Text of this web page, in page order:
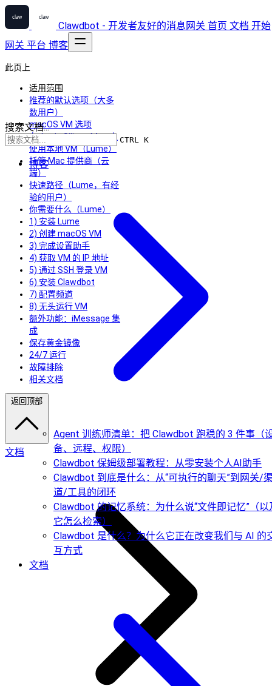
Clawdbot - 开发者友好的消息网关 首页 文档 开始
网关 平台 博客
搜索文档...
CTRL K
博客
Agent 训练师清单：把 Clawdbot 跑稳的 3 件事（
备、远程、权限）
Clawdbot 保姆级部署教程：从零安装个人AI助手
Clawdbot 到底是什么：从“可执行的聊天”到网关/
道/工具的闭环
Clawdbot 的记忆系统：为什么说“文件即记忆”（以
它怎么检索）
Clawdbot 是什么？为什么它正在改变我们与 AI 的
互方式
文档
此页上
适用范围
推荐的默认选项（大多
数用户）
macOS VM 选项
在 Apple Silicon Mac 上
使用本地 VM（Lume）
托管 Mac 提供商（云
端）
快速路径（Lume，有经
验的用户）
你需要什么（Lume）
1) 安装 Lume
2) 创建 macOS VM
3) 完成设置助手
4) 获取 VM 的 IP 地址
5) 通过 SSH 登录 VM
6) 安装 Clawdbot
7) 配置频道
8) 无头运行 VM
额外功能：iMessage 集
成
保存黄金镜像
24/7 运行
故障排除
相关文档
返回顶部
文档